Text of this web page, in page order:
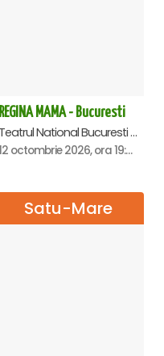
REGINA MAMA - Bucuresti
Teatrul National Bucuresti - Sala Ion Caramitru, Bucuresti
12 octombrie 2026, ora 19:00
Satu-Mare